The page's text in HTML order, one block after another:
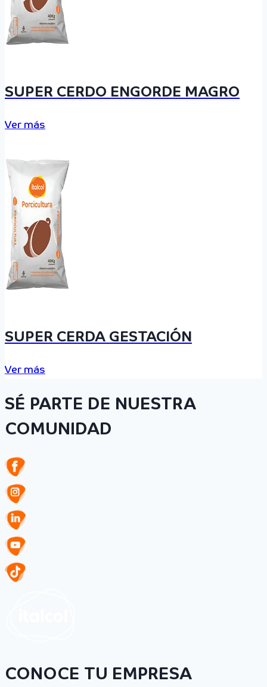
SUPER CERDO ENGORDE MAGRO
Ver más
SUPER CERDA GESTACIÓN
Ver más
SÉ PARTE DE NUESTRA
COMUNIDAD
CONOCE TU EMPRESA